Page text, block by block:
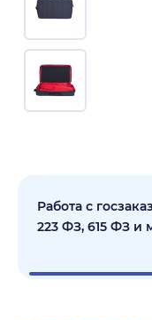
Работа с
223 ФЗ, 615 ФЗ и